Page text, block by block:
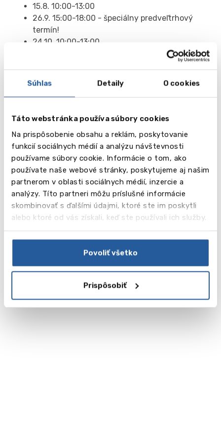
Súhlas Detaily O cookies
Táto webstránka používa súbory cookies
Na prispôsobenie obsahu a reklám, poskytovanie
funkcií sociálnych médií a analýzu návštevnosti
používame súbory cookie. Informácie o tom, ako
používate naše webové stránky, poskytujeme aj našim
partnerom v oblasti sociálnych médií, inzercie a
analýzy. Títo partneri môžu príslušné informácie
skombinovať s ďalšími údajmi, ktoré ste im poskytli
alebo ktoré od vás získali, keď ste používali ich služby.
Povoliť všetko
Prispôsobiť
15.8. 10:00-13:00
26.9. 15:00-18:00 - špeciálny predveľtrhový
termín!
24.10. 10:00-13:00
ktorí chcú získať prehľad a potrebné informácie ešte
pred začiatkom väčšiny prihlášok; pre študentov,
pre tých, ktorí chcú vylepšiť svoje šance na prijatie.
Rýchlo a efektívne spolu zistíme najvyhovujúcejší
odbor, krajinu a individuálne kroky k štúdiu snov!
Prihláška na kurz